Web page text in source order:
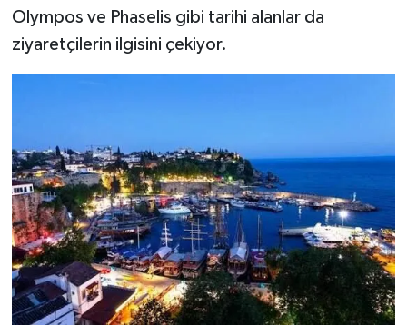
Olympos ve Phaselis gibi tarihi alanlar da
ziyaretçilerin ilgisini çekiyor.